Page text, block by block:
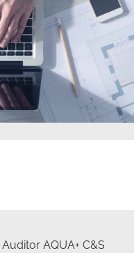
Auditor AQUA+ C&S